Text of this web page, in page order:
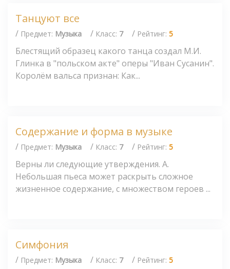
Танцуют все
/ Предмет: Музыка / Класс: 7 / Рейтинг: 5
Блестящий образец какого танца создал М.И.
Глинка в "польском акте" оперы "Иван Сусанин".
Королём вальса признан: Как...
Содержание и форма в музыке
/ Предмет: Музыка / Класс: 7 / Рейтинг: 5
Верны ли следующие утверждения. А.
Небольшая пьеса может раскрыть сложное
жизненное содержание, с множеством героев ...
Симфония
/ Предмет: Музыка / Класс: 7 / Рейтинг: 5